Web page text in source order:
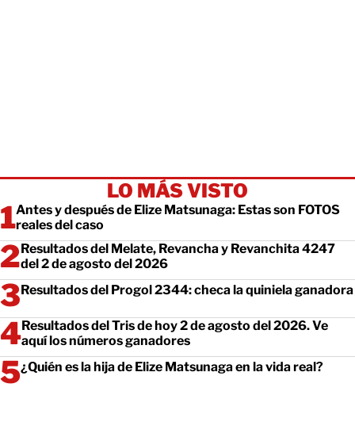
LO MÁS VISTO
Antes y después de Elize Matsunaga: Estas son FOTOS
reales del caso
Resultados del Melate, Revancha y Revanchita 4247
del 2 de agosto del 2026
Resultados del Progol 2344: checa la quiniela ganadora
Resultados del Tris de hoy 2 de agosto del 2026. Ve
aquí los números ganadores
¿Quién es la hija de Elize Matsunaga en la vida real?